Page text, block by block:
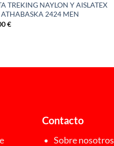
TREKING NAYLON Y AISLATEX
ATHABASKA 2424 MEN
€
Contacto
Sobre nosotros